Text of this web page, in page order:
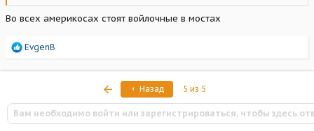
Во всех америкосах стоят войлочные в мостах
Р
а
и
и
:
EvgenB
ПервыйНазад 5 из 5
Вам необходимо войти или зарегистрироваться, чтобы здесь